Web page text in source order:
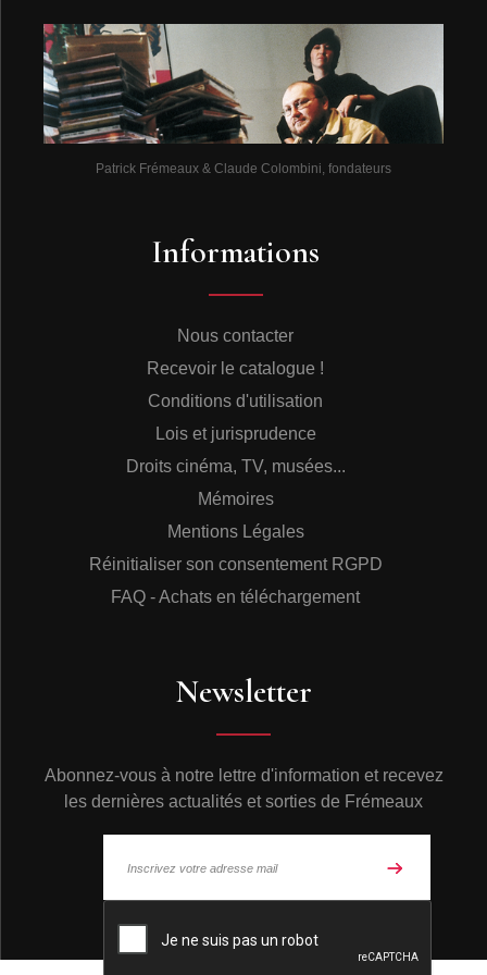
consacrée à la notion de crime contre l’humanité. On y
évoque les principaux collaborateurs français ainsi que
les grands procès, de Nuremberg à celui de Klaus
Barbie.
MAISON D’IZIEU
Mémorial des enfants juifs exterminés
Tél. : 04 79 87 21 05
e-mail : izieu@alma.fr
- Depuis Grenoble par la RN75 puis la D592.
Brénaz puis la D19 jusqu’à Izieu.
• BISCARAT Pierre-Jérôme, Les enfants d'Izieu 6 avril
1944, un crime contre l’huma­nité, Éd. du Dauphiné
Libéré / Le Progrès, collection Les Patrimoines, mars
• CAUSSE Rolande, Les enfants d'Izieu, Préface de
Sabine Zlatin, Editions Syros, 2004.
• CHAINE Catherine, Le voyage sans retour des enfants
d'Izieu, Gallimard, 1994.
KLARSFELD Serge, Les enfants d'Izieu, une tragédie
• KLARSFELD Serge, En souvenir de Georgy : lettres et
dessins de la maison d'Izieu, Aperture Foundation,
• SCHITTLY Richard, Izieu, l’innocence assassinée,
• WILTZER Pierre-Marcel, Sous les feux croisés. Parole
de Préfet, Éditions Comp’Act, 1999.
Sur le génocide nazi :
• HILBERG Raul, La Destruction des Juifs d’Europe,
Patrick Frémeaux & Claude Colombini, fondateurs
Informations
Nous contacter
Recevoir le catalogue !
Conditions d'utilisation
Lois et jurisprudence
Droits cinéma, TV, musées...
Mémoires
Mentions Légales
Réinitialiser son consentement RGPD
FAQ - Achats en téléchargement
Newsletter
Abonnez-vous à notre lettre d'information et recevez
les dernières actualités et sorties de Frémeaux